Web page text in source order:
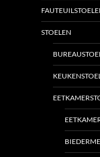
STOELEN